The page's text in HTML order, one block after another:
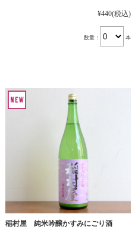
¥440(税込)
数量： 本
稲村屋 純米吟醸かすみにごり酒